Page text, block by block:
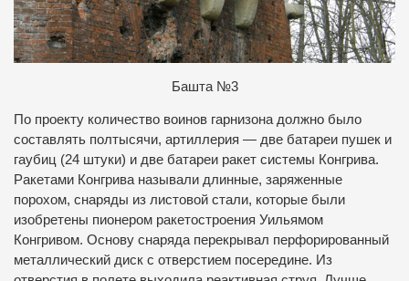
Башта №3
По проекту количество воинов гарнизона должно было
составлять полтысячи, артиллерия — две батареи пушек и
гаубиц (24 штуки) и две батареи ракет системы Конгрива.
Ракетами Конгрива называли длинные, заряженные
порохом, снаряды из листовой стали, которые были
изобретены пионером ракетостроения Уильямом
Конгривом. Основу снаряда перекрывал перфорированный
металлический диск с отверстием посередине. Из